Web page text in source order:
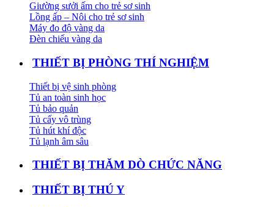
Giường sưởi ấm cho trẻ sơ sinh
Lồng ấp – Nôi cho trẻ sơ sinh
Máy đo độ vàng da
Đèn chiếu vàng da
THIẾT BỊ PHÒNG THÍ NGHIỆM
Thiết bị vệ sinh phòng
Tủ an toàn sinh học
Tủ bảo quản
Tủ cấy vô trùng
Tủ hút khí độc
Tủ lạnh âm sâu
THIẾT BỊ THĂM DÒ CHỨC NĂNG
THIẾT BỊ THÚ Y